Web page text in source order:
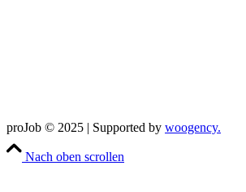
proJob © 2025 | Supported by woogency.
Nach oben scrollen